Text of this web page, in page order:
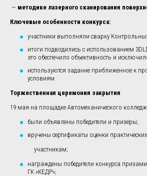
— методике лазерного сканирования
Ключевые особенности конкурса:
участники выполняли сварку
итоги подводились с использованием
это обеспечило объективность и
используются задание приближенное к
условиям
Торжественная церемония закрытия
19 мая на площадке Автомеханического
были объявлены победители и призёры;
вручены сертификаты оценки
участникам;
награждены победители конкурса
ГК «КЕДР»;